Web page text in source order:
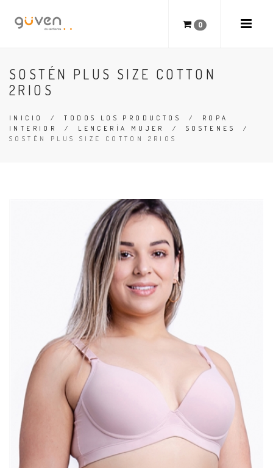
0
SOSTÉN PLUS SIZE COTTON
2RIOS
INICIO /TODOS LOS PRODUCTOS / ROPA
INTERIOR
/ LENCERÍA MUJER / SOSTENES
/
SOSTÉN PLUS SIZE COTTON 2RIOS